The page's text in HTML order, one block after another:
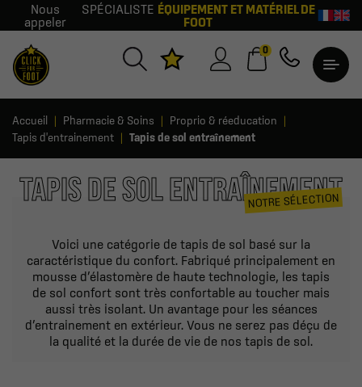
Nous
appeler
SPÉCIALISTE ÉQUIPEMENT ET MATÉRIEL DE
FOOT
0
Accueil Pharmacie & Soins
Proprio & réeducation
Tapis d'entrainement
Tapis de sol entraînement
TAPIS DE SOL ENTRAÎNEMENT
NOTRE SÉLECTION
Voici une catégorie de tapis de sol basé sur la
caractéristique du confort. Fabriqué principalement en
mousse d’élastomère de haute technologie, les tapis
de sol confort sont très confortable au toucher mais
aussi très isolant. Un avantage pour les séances
d’entrainement en extérieur. Vous ne serez pas déçu de
la qualité et la durée de vie de nos tapis de sol.